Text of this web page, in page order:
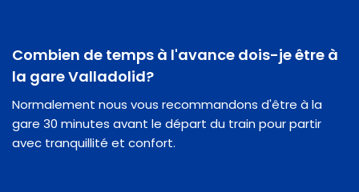
Combien de temps à l'avance dois-je être à
la gare Valladolid?
Normalement nous vous recommandons d'être à la
gare 30 minutes avant le départ du train pour partir
avec tranquillité et confort.